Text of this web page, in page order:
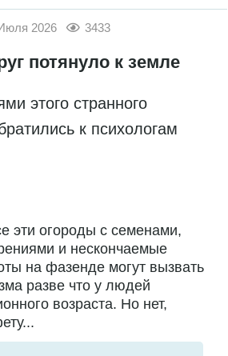
2026 3433
потянуло к земле
этого странного
к психологам
эти огороды с семенами,
и нескончаемые
на фазенде могут вызвать
разве что у людей
возраста. Но нет,